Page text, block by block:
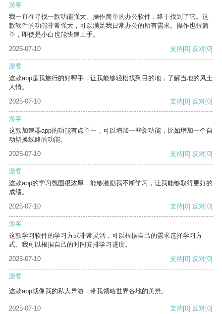
游客
我一直在寻找一款功能强大、操作简单的办公软件，终于找到了它。这
款软件的功能非常强大，可以满足我日常办公的所有需求。操作也很简
单，即使是小白也能快速上手。
2025-07-10
支持[0] 反对[0]
游客
这款app是我旅行的好帮手，让我能够轻松找到目的地，了解当地的风土
人情。
2025-07-10
支持[0] 反对[0]
游客
这款加速器app的功能有点单一，可以增加一些新功能，比如增加一个自
动切换线路的功能。
2025-07-10
支持[0] 反对[0]
游客
这款app的学习氛围很浓厚，能够激励我不断学习，让我能够取得更好的
成绩。
2025-07-10
支持[0] 反对[0]
游客
这款学习软件的学习方式非常灵活，可以根据自己的需求选择学习方
式。我可以根据自己的时间安排学习进度。
2025-07-10
支持[0] 反对[0]
游客
这款app就像我的私人导游，带我领略世界各地的美景。
2025-07-10 支持[0] 反对[0]